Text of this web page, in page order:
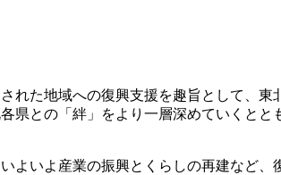
れた地域への復興支援を趣旨として、
との「絆」をより一層深めていくとと
いよ産業の振興とくらしの再建など、